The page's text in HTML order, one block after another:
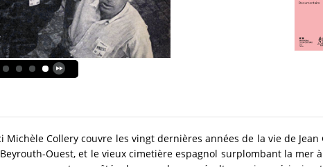
Michèle Collery couvre les vingt dernières années de la vie de
Ouest, et le vieux cimetière espagnol surplombant la mer